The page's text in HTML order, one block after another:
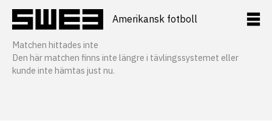
innehåll
Amerikansk fotboll
Matchen hittades inte
Den här matchen finns inte längre i tävlingssystemet eller
kunde inte hämtas just nu.